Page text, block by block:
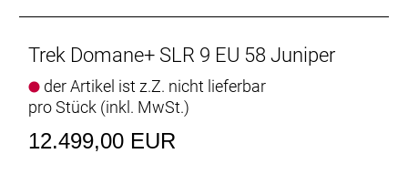
extrem leise und bietet eine kraftvolle Unterstützung
- Der smarte Ladeanschluss, das elegant integrierte
Display und die dezente Steuerung sorgen dafür,
dass die cleane Optik eines traditionellen Rennrads
erhalten bleibt.
Trek Domane+ SLR 9 EU 58 Juniper
der Artikel ist z.Z. nicht lieferbar
pro Stück (inkl. MwSt.)
12.499,00 EUR